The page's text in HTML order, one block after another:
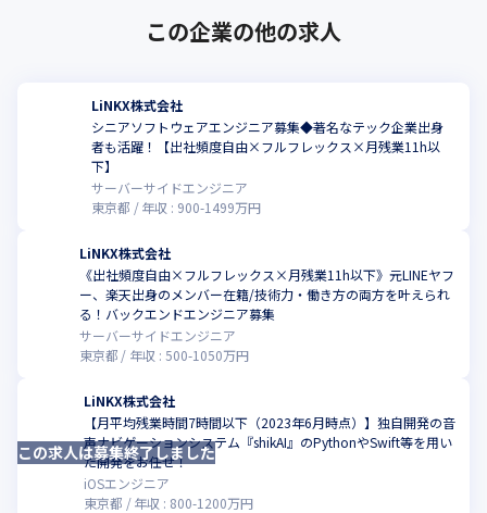
この企業の他の求人
LiNKX株式会社
シニアソフトウェアエンジニア募集◆著名なテック企業出身
者も活躍！【出社頻度自由×フルフレックス×月残業11h以
下】
サーバーサイドエンジニア
東京都
年収 : 900-1499万円
LiNKX株式会社
《出社頻度自由×フルフレックス×月残業11h以下》元LINEヤフ
ー、楽天出身のメンバー在籍/技術力・働き方の両方を叶えられ
る！バックエンドエンジニア募集
サーバーサイドエンジニア
東京都
年収 : 500-1050万円
LiNKX株式会社
【月平均残業時間7時間以下（2023年6月時点）】独自開発の音
声ナビゲーションシステム『shikAI』のPythonやSwift等を用い
た開発をお任せ！
iOSエンジニア
東京都
年収 : 800-1200万円
この求人は募集終了しました